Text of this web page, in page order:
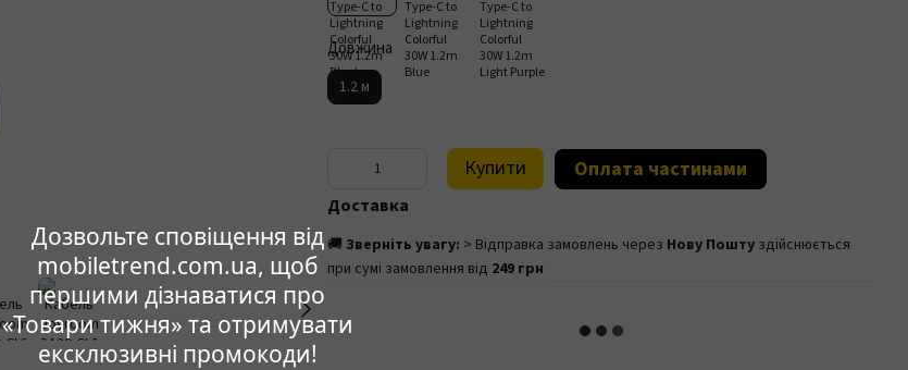
Дозвольте сповіщення від
mobiletrend.com.ua, щоб
першими дізнаватися про
«Товари тижня» та отримувати
ексклюзивні промокоди!
Довжина
1.2 м
Купити Оплата частинами
Доставка
🚚 Зверніть увагу: > Відправка замовлень через Нову Пошту здійснюється
при сумі замовлення від 249 грн